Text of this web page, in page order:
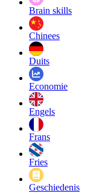
Brain skills
Chinees
Duits
Economie
Engels
Frans
Fries
Geschiedenis